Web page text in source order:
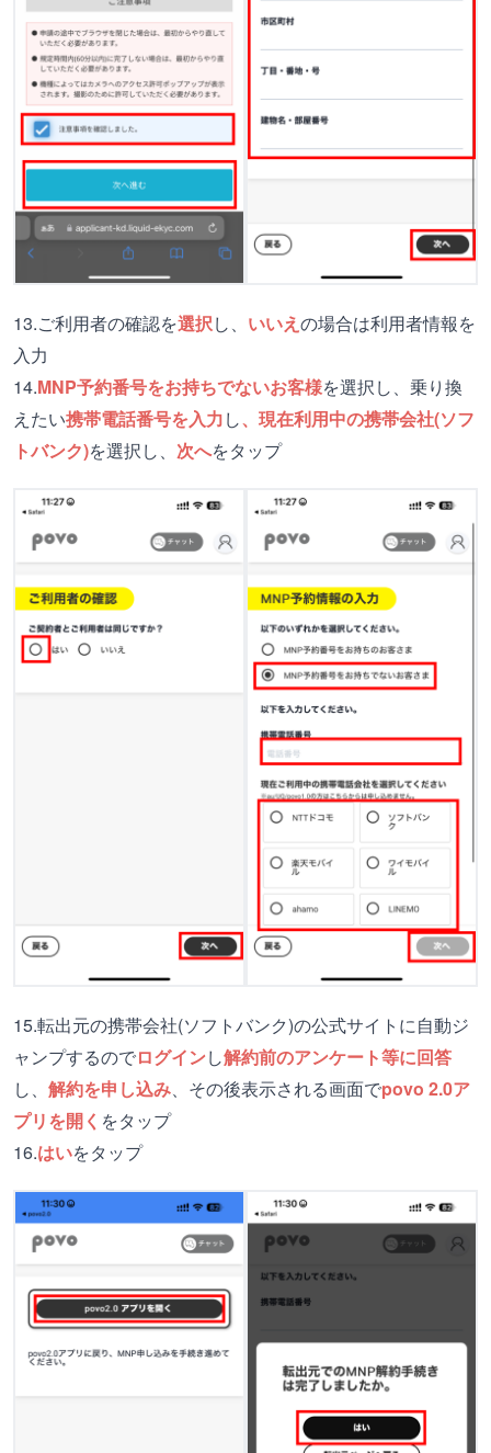
13.ご利用者の確認を選択し、 いいえの場合は利用者情報を
入力
14.MNP予約番号をお持ちでないお客様を選択し、乗り換
えたい携帯電話番号を入力し、現在利用中の携帯会社(ソフ
トバンク)を選択し、 次へをタップ
15.転出元の携帯会社(ソフトバンク)の公式サイトに自動ジ
ャンプするのでログインし解約前のアンケート等に回答
し、 解約を申し込み、その後表示される画面でpovo 2.0ア
プリを開く をタップ
16.はいをタップ